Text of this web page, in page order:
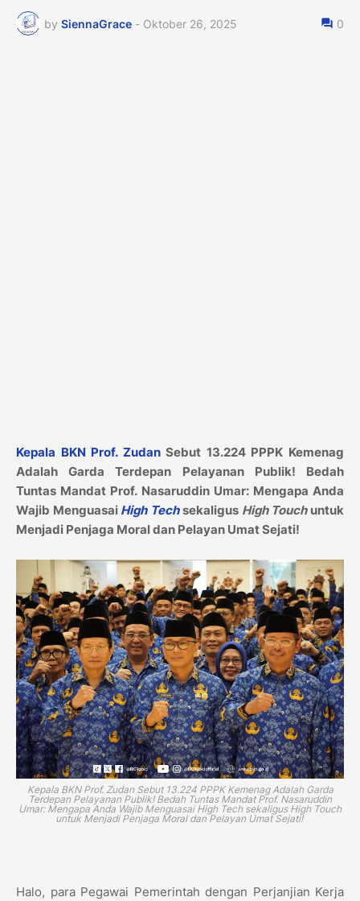
by SiennaGrace - Oktober 26, 2025 0
Kepala BKN Prof. ZudanSebut 13.224 PPPK Kemenag
Adalah Garda Terdepan Pelayanan Publik! Bedah
Tuntas Mandat Prof. Nasaruddin Umar: Mengapa Anda
Wajib Menguasai High Techsekaligus High Touchuntuk
Menjadi Penjaga Moral dan Pelayan Umat Sejati!
Kepala BKN Prof. Zudan Sebut 13.224 PPPK Kemenag Adalah Garda
Terdepan Pelayanan Publik! Bedah Tuntas Mandat Prof. Nasaruddin
Umar: Mengapa Anda Wajib Menguasai High Tech sekaligus High Touch
untuk Menjadi Penjaga Moral dan Pelayan Umat Sejati!
Halo, para Pegawai Pemerintah dengan Perjanjian Kerja